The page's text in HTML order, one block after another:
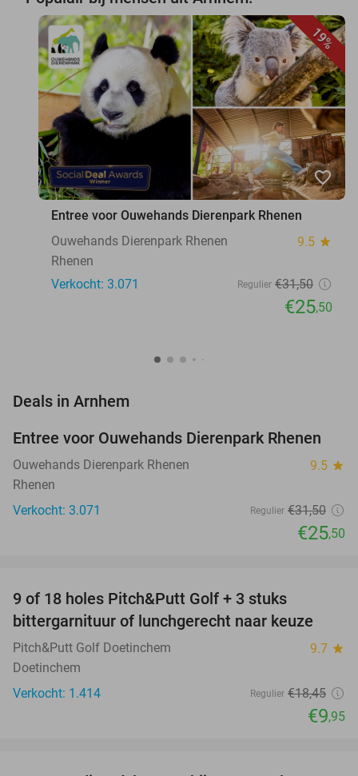
19%
favorite_border
Entree voor Ouwehands Dierenpark Rhenen
Ouwehands Dierenpark Rhenen
9.5 star
Rhenen
Verkocht: 3.071
Regulier €31,50
€25,50
Deals in Arnhem
19%
Entree voor Ouwehands Dierenpark Rhenen
Ouwehands Dierenpark Rhenen 9.5 star
Rhenen
Verkocht: 3.071
Regulier €31,50
€25,50
9 of 18 holes Pitch&Putt Golf + 3 stuks
bittergarnituur of lunchgerecht naar keuze
Pitch&Putt Golf Doetinchem 9.7 star
Doetinchem
Verkocht: 1.414
Regulier €18,45
€9,95